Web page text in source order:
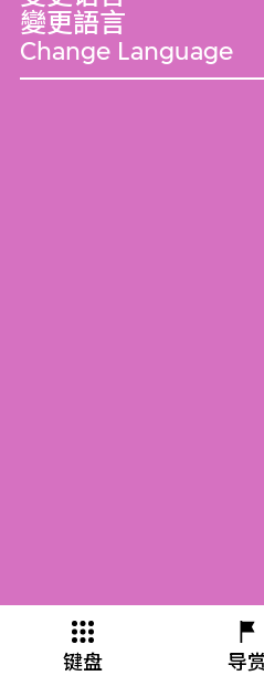
變更語言
Change Language
键盘 导